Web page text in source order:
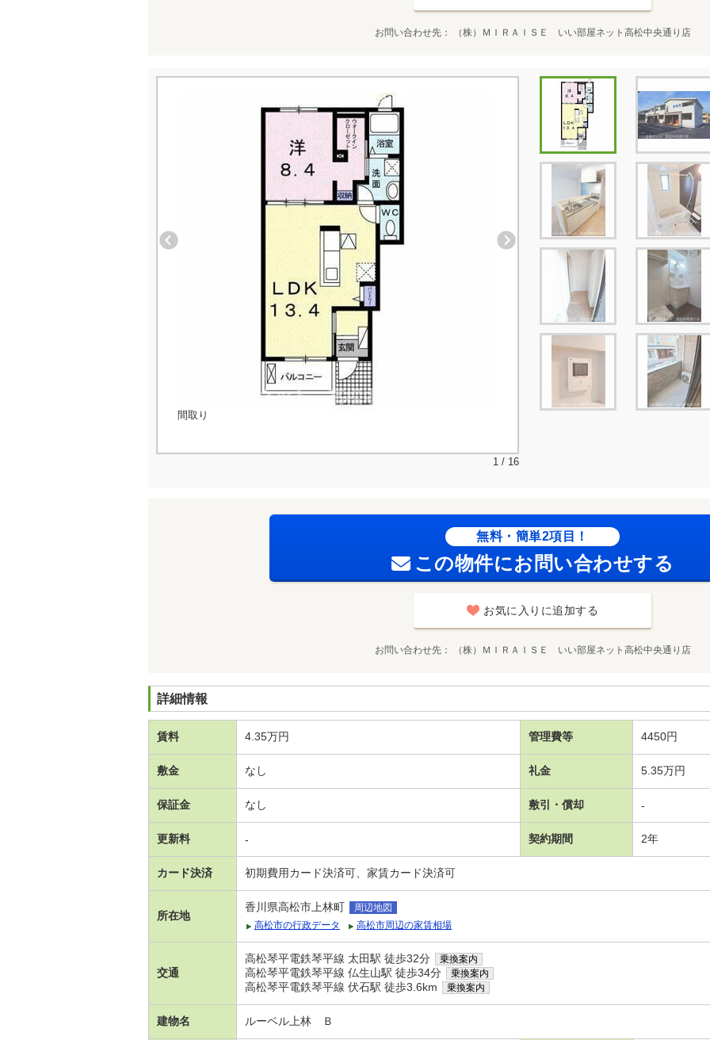
お問い合わせ先 （株）ＭＩＲＡＩＳＥ いい部屋ネット高松中央通り店
間取り
1 / 16
無料・簡単2項目！
この物件にお問い合わせする
お気に入りに追加する
お問い合わせ先 （株）ＭＩＲＡＩＳＥ いい部屋ネット高松中央通り店
詳細情報
賃料 4.35万円 管理費等 4450円
敷金 なし 礼金 5.35万円
保証金 なし 敷引・償却 -
更新料 - 契約期間 2年
カード決済 初期費用カード決済可、家賃カード決済可
所在地
香川県高松市上林町
周辺地図
高松市の行政データ
高松市周辺の家賃相場
交通
高松琴平電鉄琴平線 太田駅 徒歩32分 乗換案内
高松琴平電鉄琴平線 仏生山駅 徒歩34分 乗換案内
高松琴平電鉄琴平線 伏石駅 徒歩3.6km 乗換案内
建物名 ルーベル上林 Ｂ